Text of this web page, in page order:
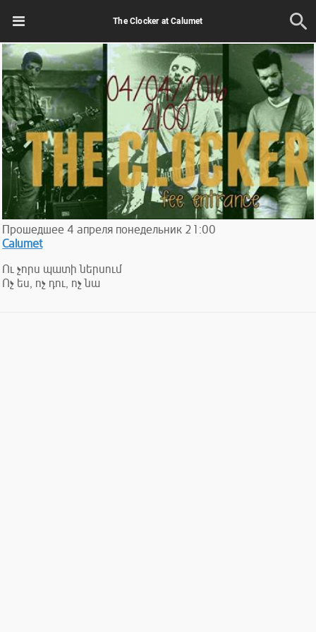
The Clocker at Calumet
Прошедшее 4 апреля понедельник 21:00
Calumet
Ու չորս պատի ներսում
Ոչ ես, ոչ դու, ոչ նա